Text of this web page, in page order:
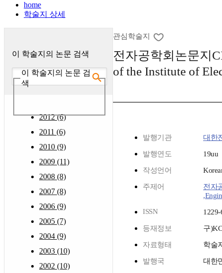
home
학술지 상세
이 학술지의 논문 검색
이 학술지의 논문 검
색
2012 (6)
2011 (6)
2010 (9)
2009 (11)
2008 (8)
2007 (8)
2006 (9)
2005 (7)
2004 (9)
2003 (10)
2002 (10)
관심학술지
전자공학회논문지
of the Institute of
발행기관 대한
발행연도 19uu
작성언어
주제어
전자
ISSN
1229-
등재정보 구
자료형태 학술
발행국 대한